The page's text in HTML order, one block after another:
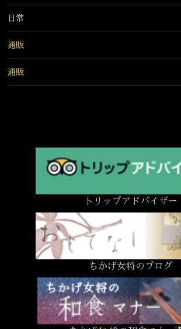
日常
通販
通販
トリップアドバイザー
ちかげ女将のブログ